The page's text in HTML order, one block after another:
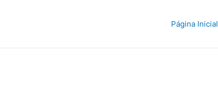
Página Inicial